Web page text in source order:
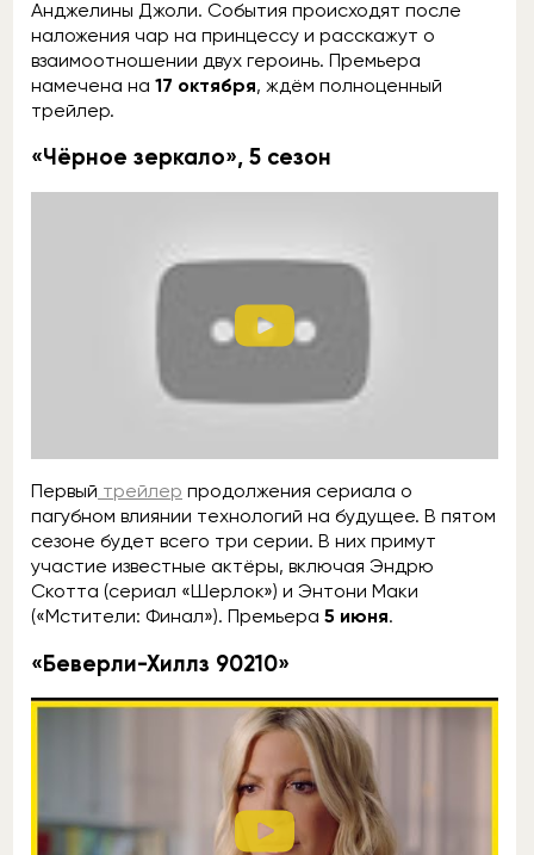
Анджелины Джоли. События происходят после
наложения чар на принцессу и расскажут о
взаимоотношении двух героинь. Премьера
намечена на 17 октября, ждём полноценный
трейлер.
«Чёрное зеркало», 5 сезон
Первый трейлер продолжения сериала о
пагубном влиянии технологий на будущее. В пятом
сезоне будет всего три серии. В них примут
участие известные актёры, включая Эндрю
Скотта (сериал «Шерлок») и Энтони Маки
(«Мстители: Финал»). Премьера 5 июня.
«Беверли-Хиллз 90210»